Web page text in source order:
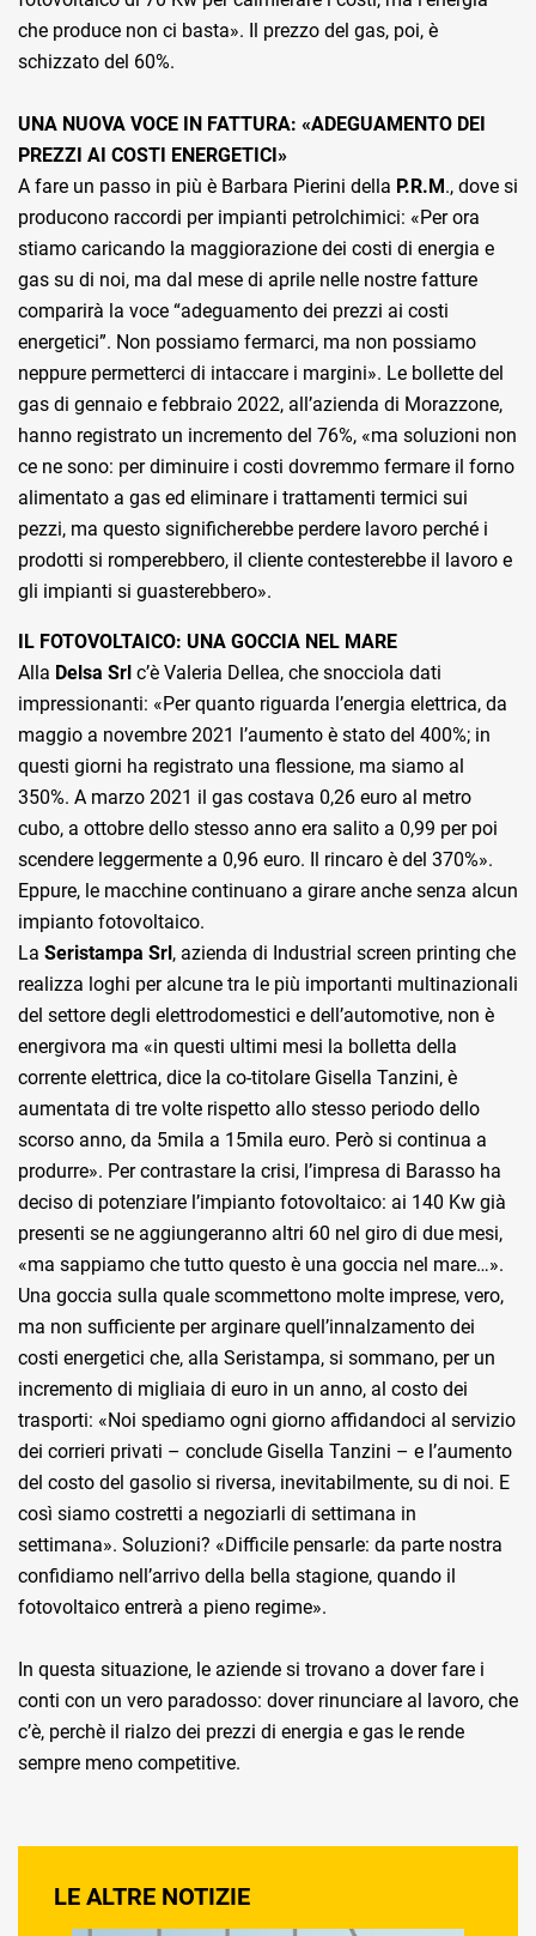
che produce non ci basta». Il prezzo del gas, poi, è
schizzato del 60%.
UNA NUOVA VOCE IN FATTURA: «ADEGUAMENTO DEI
PREZZI AI COSTI ENERGETICI»
A fare un passo in più è Barbara Pierini della P.R.M., dove si
producono raccordi per impianti petrolchimici: «Per ora
stiamo caricando la maggiorazione dei costi di energia e
gas su di noi, ma dal mese di aprile nelle nostre fatture
comparirà la voce “adeguamento dei prezzi ai costi
energetici”. Non possiamo fermarci, ma non possiamo
neppure permetterci di intaccare i margini». Le bollette del
gas di gennaio e febbraio 2022, all’azienda di Morazzone,
hanno registrato un incremento del 76%, «ma soluzioni non
ce ne sono: per diminuire i costi dovremmo fermare il forno
alimentato a gas ed eliminare i trattamenti termici sui
pezzi, ma questo significherebbe perdere lavoro perché i
prodotti si romperebbero, il cliente contesterebbe il lavoro e
gli impianti si guasterebbero».
IL FOTOVOLTAICO: UNA GOCCIA NEL MARE
Alla Delsa Srl c’è Valeria Dellea, che snocciola dati
impressionanti: «Per quanto riguarda l’energia elettrica, da
maggio a novembre 2021 l’aumento è stato del 400%; in
questi giorni ha registrato una flessione, ma siamo al
350%. A marzo 2021 il gas costava 0,26 euro al metro
cubo, a ottobre dello stesso anno era salito a 0,99 per poi
scendere leggermente a 0,96 euro. Il rincaro è del 370%».
Eppure, le macchine continuano a girare anche senza alcun
impianto fotovoltaico.
La Seristampa Srl, azienda di Industrial screen printing che
realizza loghi per alcune tra le più importanti multinazionali
del settore degli elettrodomestici e dell’automotive, non è
energivora ma «in questi ultimi mesi la bolletta della
corrente elettrica, dice la co-titolare Gisella Tanzini, è
aumentata di tre volte rispetto allo stesso periodo dello
scorso anno, da 5mila a 15mila euro. Però si continua a
produrre». Per contrastare la crisi, l’impresa di Barasso ha
deciso di potenziare l’impianto fotovoltaico: ai 140 Kw già
presenti se ne aggiungeranno altri 60 nel giro di due mesi,
«ma sappiamo che tutto questo è una goccia nel mare…».
Una goccia sulla quale scommettono molte imprese, vero,
ma non sufficiente per arginare quell’innalzamento dei
costi energetici che, alla Seristampa, si sommano, per un
incremento di migliaia di euro in un anno, al costo dei
trasporti: «Noi spediamo ogni giorno affidandoci al servizio
dei corrieri privati – conclude Gisella Tanzini – e l’aumento
del costo del gasolio si riversa, inevitabilmente, su di noi. E
così siamo costretti a negoziarli di settimana in
settimana». Soluzioni? «Difficile pensarle: da parte nostra
confidiamo nell’arrivo della bella stagione, quando il
fotovoltaico entrerà a pieno regime».
In questa situazione, le aziende si trovano a dover fare i
conti con un vero paradosso: dover rinunciare al lavoro, che
c’è, perchè il rialzo dei prezzi di energia e gas le rende
sempre meno competitive.
LE ALTRE NOTIZIE